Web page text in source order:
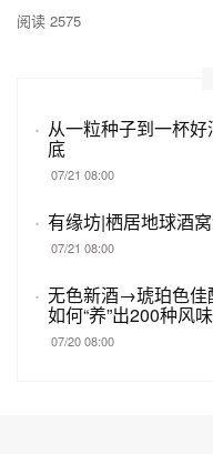
阅读 2575
· 从一粒种子到一杯
底
07/21 08:00
· 有缘坊|栖居地球酒
07/21 08:00
· 无色新酒→琥珀色佳
如何“养”出200种风味
07/20 08:00